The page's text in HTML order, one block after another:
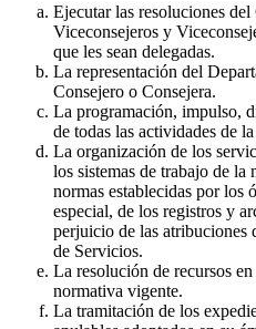
Ejecutar las resoluciones
Viceconsejeros y
que les sean delegadas.
La representación del
Consejero o Consejera.
La programación, impulso,
de todas las actividades de
La organización de los
los sistemas de trabajo de la
normas establecidas por los
especial, de los registros y
perjuicio de las atribuciones
de Servicios.
La resolución de recursos
normativa vigente.
La tramitación de los